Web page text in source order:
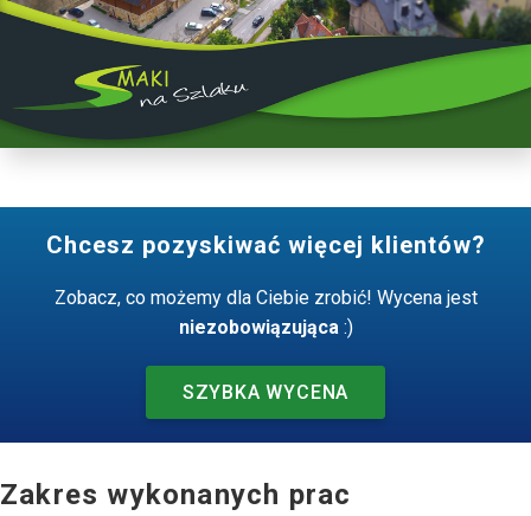
Chcesz pozyskiwać więcej klientów?
Zobacz, co możemy dla Ciebie zrobić! Wycena jest
niezobowiązująca:)
SZYBKA WYCENA
Zakres wykonanych prac